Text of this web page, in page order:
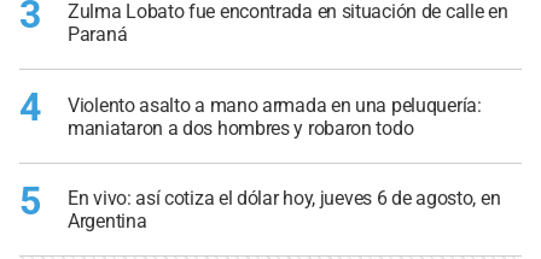
3
Zulma Lobato fue encontrada en situación de calle en
Paraná
4
Violento asalto a mano armada en una peluquería:
maniataron a dos hombres y robaron todo
5
En vivo: así cotiza el dólar hoy, jueves 6 de agosto, en
Argentina